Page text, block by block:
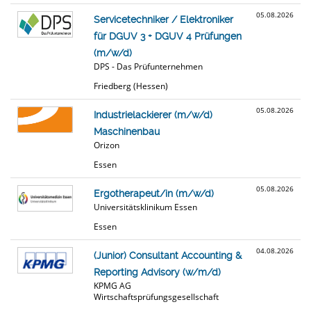
05.08.2026
Servicetechniker / Elektroniker
für DGUV 3 + DGUV 4 Prüfungen
(m/w/d)
DPS - Das Prüfunternehmen
Friedberg (Hessen)
05.08.2026
Industrielackierer (m/w/d)
Maschinenbau
Orizon
Essen
05.08.2026
Ergotherapeut/in (m/w/d)
Universitätsklinikum Essen
Essen
04.08.2026
(Junior) Consultant Accounting &
Reporting Advisory (w/m/d)
KPMG AG
Wirtschaftsprüfungsgesellschaft